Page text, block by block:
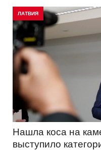
ЛАТВИЯ
Нашла коса на
выступило